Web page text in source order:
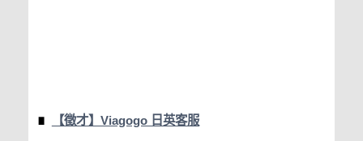
【徵才】Viagogo 日英客服